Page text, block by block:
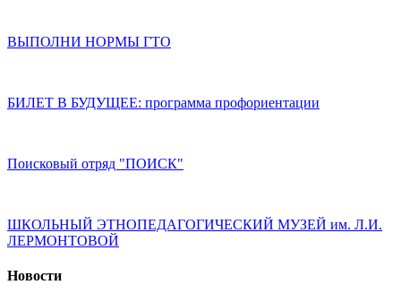
ВЫПОЛНИ НОРМЫ ГТО
БИЛЕТ В БУДУЩЕЕ: программа профориентации
Поисковый отряд "ПОИСК"
ШКОЛЬНЫЙ ЭТНОПЕДАГОГИЧЕСКИЙ МУЗЕЙ им. Л.И.
ЛЕРМОНТОВОЙ
Новости